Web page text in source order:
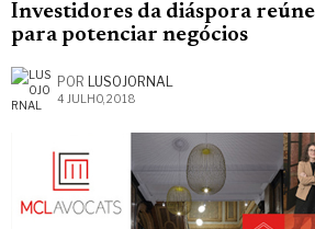
Investidores da diáspora
para potenciar negócios
POR LUSOJORNAL
4 JULHO, 2018